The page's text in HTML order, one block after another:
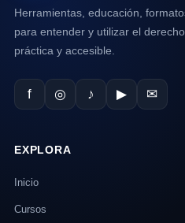
Herramientas, educación,
para entender y utilizar el
práctica y accesible.
f ◎ ♪ ▶ ✉
EXPLORA
Inicio
Cursos